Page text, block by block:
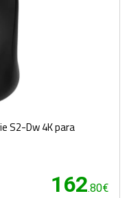
S2-Dw 4K para
162.80€